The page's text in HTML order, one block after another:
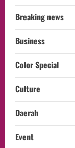
Breaking news
Business
Color Special
Culture
Daerah
Event